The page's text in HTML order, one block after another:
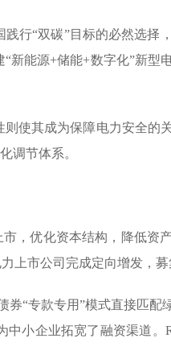
行“双碳”目标的必然选择
能源+储能+数字化”新型
使其成为保障电力安全的
调节体系。
，优化资本结构，降低资
上市公司完成定向增发，
“专款专用”模式直接匹
小企业拓宽了融资渠道。